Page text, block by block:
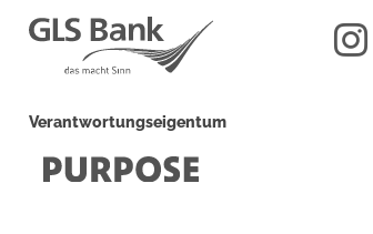
Deutsche
Verantwortungseigentum